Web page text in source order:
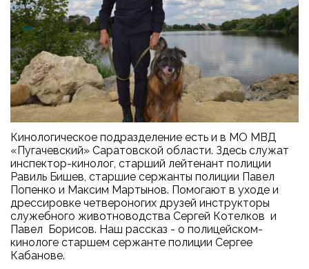
Кинологическое подразделение есть и в МО МВД
«Пугачевский» Саратовской области. Здесь служат
инспектор-кинолог, старший лейтенант полиции
Равиль Бишев, старшие сержанты полиции Павел
Попенко и Максим Мартынов. Помогают в уходе и
дрессировке четвероногих друзей инструкторы
служебного животноводства Сергей Котелков и
Павел Борисов. Наш рассказ - о полицейском-
кинологе старшем сержанте полиции Сергее
Кабанове.